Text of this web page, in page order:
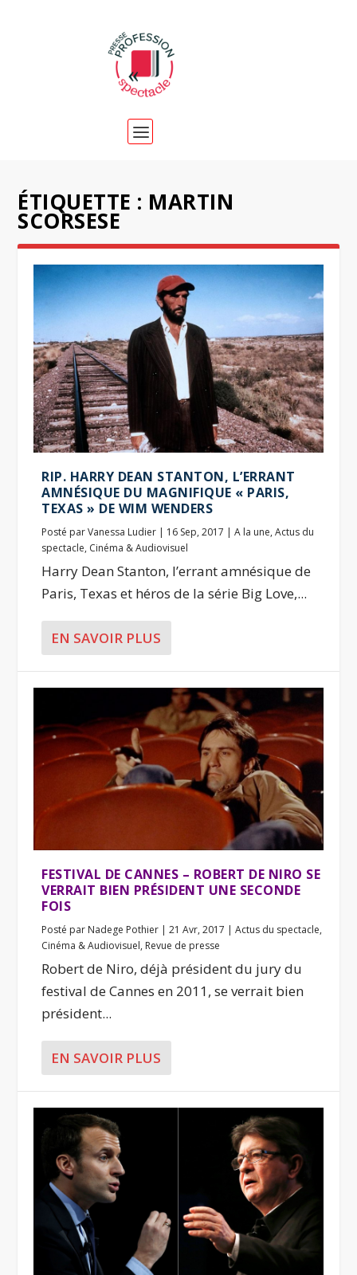
ÉTIQUETTE : MARTIN
SCORSESE
RIP. HARRY DEAN STANTON, L’ERRANT
AMNÉSIQUE DU MAGNIFIQUE « PARIS,
TEXAS » DE WIM WENDERS
Posté parVanessa Ludier | 16 Sep, 2017 |A la une,Actus du
spectacle, Cinéma & Audiovisuel
Harry Dean Stanton, l’errant amnésique de
Paris, Texas et héros de la série Big Love,...
EN SAVOIR PLUS
FESTIVAL DE CANNES – ROBERT DE NIRO SE
VERRAIT BIEN PRÉSIDENT UNE SECONDE
FOIS
Posté par Nadege Pothier |21 Avr, 2017 |Actus du spectacle,
Cinéma & Audiovisuel, Revue de presse
Robert de Niro, déjà président du jury du
festival de Cannes en 2011, se verrait bien
président...
EN SAVOIR PLUS